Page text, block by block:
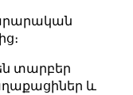
տարբեր
և